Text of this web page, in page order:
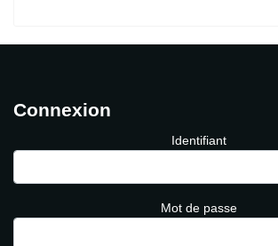
Connexion
Identifiant
Mot de passe